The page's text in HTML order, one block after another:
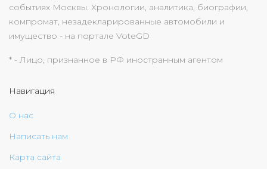
событиях Москвы. Хронологии, аналитика, биографии,
компромат, незадекларированные автомобили и
имущество - на портале VoteGD
* - Лицо, признанное в РФ иностранным агентом
Навигация
О нас
Написать нам
Карта сайта